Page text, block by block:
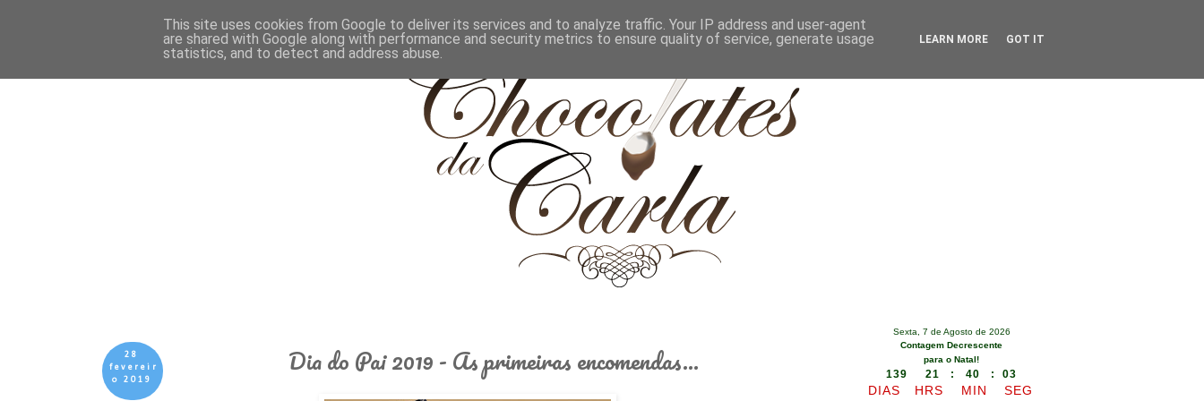
28
fevereir
o 2019
Dia do Pai 2019 - As primeiras encomendas...
Sexta, 7 de Agosto de 2026
Contagem Decrescente
para o Natal!
139 21 : 40 : 02
DIAS HRS MIN SEG
This site uses cookies from Google to deliver its services and to analyze traffic. Your IP address and user-agent
are shared with Google along with performance and security metrics to ensure quality of service, generate usage
statistics, and to detect and address abuse.
LEARN MORE GOT IT